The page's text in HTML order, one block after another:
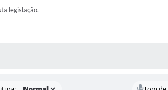
legislação.